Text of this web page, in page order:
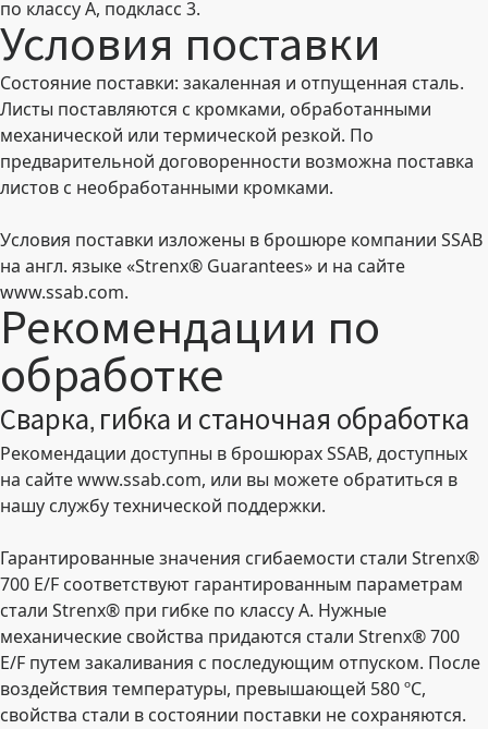
по классу A, подкласс 3.
Условия поставки
Состояние поставки: закаленная и отпущенная сталь.
Листы поставляются с кромками, обработанными
механической или термической резкой. По
предварительной договоренности возможна поставка
листов с необработанными кромками.
Условия поставки изложены в брошюре компании SSAB
на англ. языке «Strenx® Guarantees» и на сайте
www.ssab.com.
Рекомендации по
обработке
Сварка, гибка и станочная обработка
Рекомендации доступны в брошюрах SSAB, доступных
на сайте www.ssab.com, или вы можете обратиться в
нашу службу технической поддержки.
Гарантированные значения сгибаемости стали Strenx®
700 E/F соответствуют гарантированным параметрам
стали Strenx® при гибке по классу А. Нужные
механические свойства придаются стали Strenx® 700
E/F путем закаливания с последующим отпуском. После
воздействия температуры, превышающей 580 ºC,
свойства стали в состоянии поставки не сохраняются.